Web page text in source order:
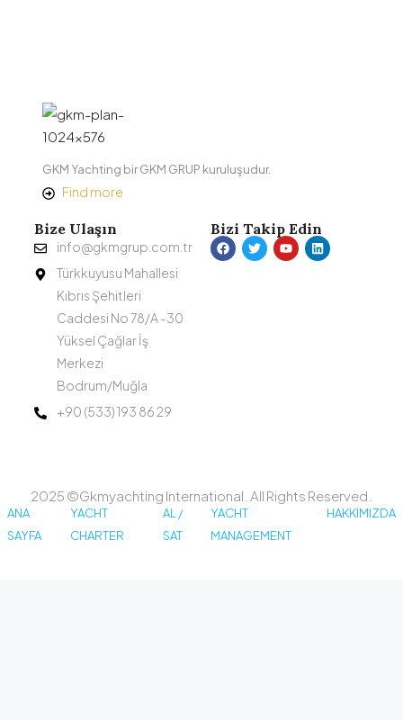
GKM Yachting bir GKM GRUP kuruluşudur.
Find more
Bize Ulaşın
info@gkmgrup.com.tr
Türkkuyusu Mahallesi
Kıbrıs Şehitleri
Caddesi No 78/A -30
Yüksel Çağlar İş
Merkezi
Bodrum/Muğla
+90 (533) 193 86 29
Bizi Takip Edin
2025 ©Gkmyachting International. All Rights Reserved.
ANA
SAYFA
YACHT
CHARTER
AL /
SAT
YACHT
MANAGEMENT
HAKKIMIZDA